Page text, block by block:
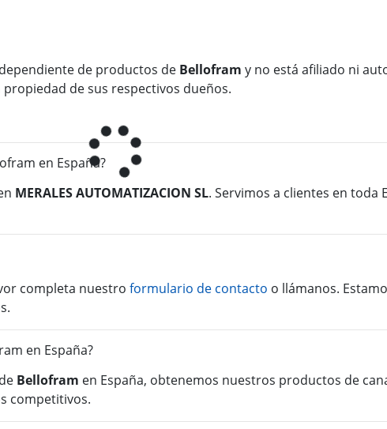
de productos de Bellofram y no está afiliado ni
de sus respectivos dueños.
en España?
MERALES AUTOMATIZACION SL. Servimos a clientes en toda
completa nuestro formulario de contacto o llámanos.
en España?
Bellofram en España, obtenemos nuestros productos de
competitivos.